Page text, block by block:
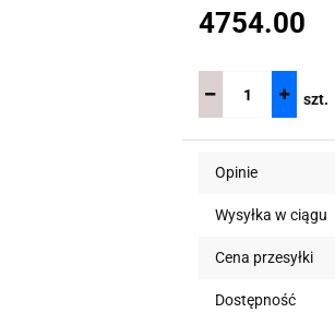
4754.00
szt.
Opinie
Wysyłka w ciągu
Cena przesyłki
Dostępność